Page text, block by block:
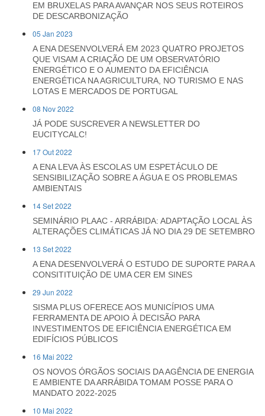
EM BRUXELAS PARA AVANÇAR NOS SEUS ROTEIROS
DE DESCARBONIZAÇÃO
05 Jan 2023
A ENA DESENVOLVERÁ EM 2023 QUATRO PROJETOS
QUE VISAM A CRIAÇÃO DE UM OBSERVATÓRIO
ENERGÉTICO E O AUMENTO DA EFICIÊNCIA
ENERGÉTICA NA AGRICULTURA, NO TURISMO E NAS
LOTAS E MERCADOS DE PORTUGAL
08 Nov 2022
JÁ PODE SUSCREVER A NEWSLETTER DO
EUCITYCALC!
17 Out 2022
A ENA LEVA ÀS ESCOLAS UM ESPETÁCULO DE
SENSIBILIZAÇÃO SOBRE A ÁGUA E OS PROBLEMAS
AMBIENTAIS
14 Set 2022
SEMINÁRIO PLAAC - ARRÁBIDA: ADAPTAÇÃO LOCAL ÀS
ALTERAÇÕES CLIMÁTICAS JÁ NO DIA 29 DE SETEMBRO
13 Set 2022
A ENA DESENVOLVERÁ O ESTUDO DE SUPORTE PARA A
CONSITITUIÇÃO DE UMA CER EM SINES
29 Jun 2022
SISMA PLUS OFERECE AOS MUNICÍPIOS UMA
FERRAMENTA DE APOIO À DECISÃO PARA
INVESTIMENTOS DE EFICIÊNCIA ENERGÉTICA EM
EDIFÍCIOS PÚBLICOS
16 Mai 2022
OS NOVOS ÓRGÃOS SOCIAIS DA AGÊNCIA DE ENERGIA
E AMBIENTE DA ARRÁBIDA TOMAM POSSE PARA O
MANDATO 2022-2025
10 Mai 2022